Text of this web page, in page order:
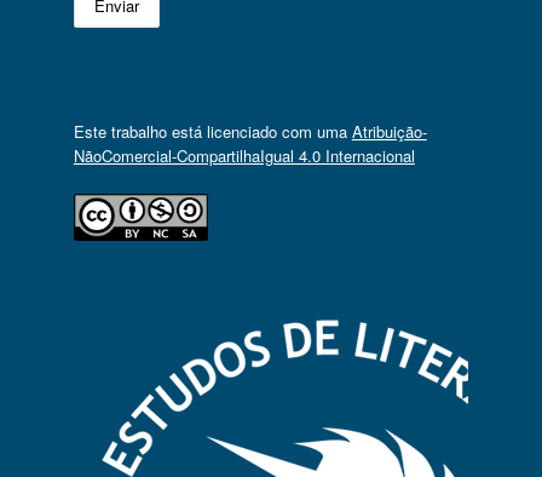
Este trabalho está licenciado com uma Atribuição-
NãoComercial-CompartilhaIgual 4.0 Internacional